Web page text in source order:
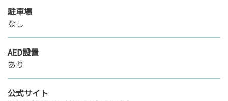
駐車場
なし
AED設置
あり
公式サイト